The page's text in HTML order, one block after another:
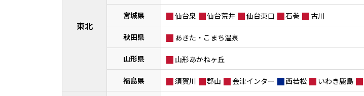
東北
宮城県 仙台泉 仙台荒井 仙台東口 石巻 古川
秋田県 あきた・こまち温泉
山形県 山形あかねヶ丘
福島県 須賀川 郡山 会津インター 西若松 いわき鹿島